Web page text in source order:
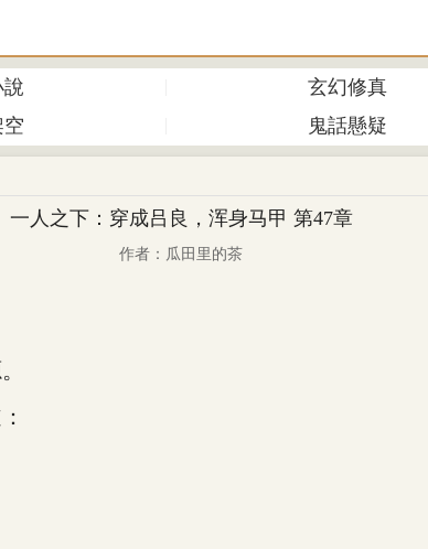
玄幻修真
空 鬼話懸疑
一人之下：穿成吕良，浑身马甲 第47章
作者：瓜田里的茶